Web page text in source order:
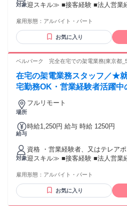
対象迎スキル≫ ■接客経験 ■法人営業
雇用形態： アルバイト・パート
お気に入り
ベルパーク 完全在宅での架電業務|東京都
在宅の架電業務スタッフ／★
宅勤務OK・営業経験者活躍中
場所
フルリモート
給与
時給1,250円 給与 時給 1250円
対象
資格 ・営業経験者、又はテレアポ
迎スキル≫ ■接客経験 ■法人営業
雇用形態： アルバイト・パート
お気に入り